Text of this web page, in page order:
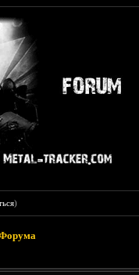
)